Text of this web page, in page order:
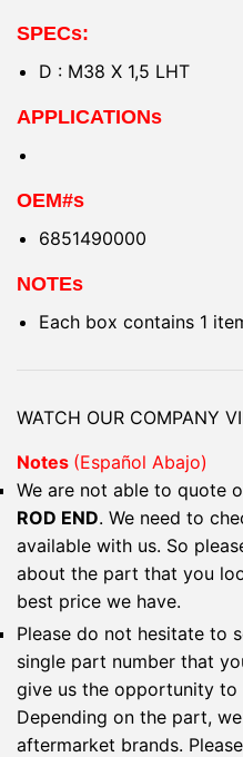
SPECs:
D : M38 X 1,5 LHT
APPLICATIONs
OEM#s
6851490000
NOTEs
Each box contains 1
WATCH OUR COMPANY
Notes (Español Abajo)
We are not able to quote
ROD END. We need to
available with us. So
about the part that you
best price we have.
Please do not hesitate to
single part number that
give us the opportunity to
Depending on the part,
aftermarket brands.